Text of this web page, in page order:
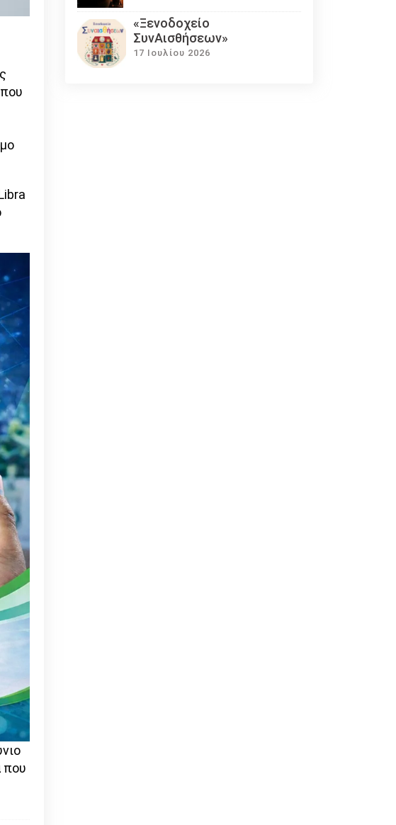
που
«Ξενοδοχείο
ΣυνΑισθήσεων»
17 Ιουλίου 2026